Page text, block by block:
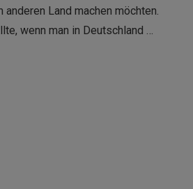
anderen Land machen möchten.
wenn man in Deutschland …